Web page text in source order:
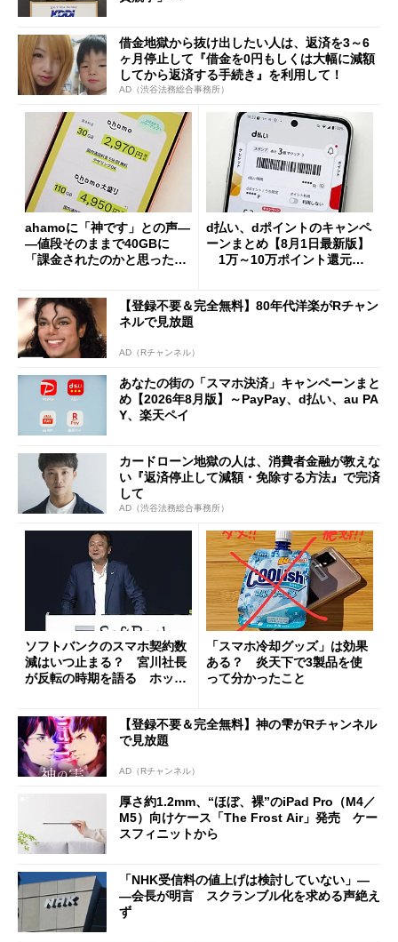
借金地獄から抜け出したい人は、返済を3～6
ヶ月停止して『借金を0円もしくは大幅に減額
してから返済する手続き』を利用して！
AD（渋谷法務総合事務所）
ahamoに「神です」との声―
―値段そのままで40GBに
「課金されたのかと思った」
d払い、dポイントのキャンペ
ーンまとめ【8月1日最新版】
1万～10万ポイント還元の
【登録不要＆完全無料】80年代洋楽がRチャン
ネルで見放題
AD（Rチャンネル）
あなたの街の「スマホ決済」キャンペーンまと
め【2026年8月版】～PayPay、d払い、au PA
Y、楽天ペイ
カードローン地獄の人は、消費者金融が教えな
い『返済停止して減額・免除する方法』で完済
して
AD（渋谷法務総合事務所）
ソフトバンクのスマホ契約数
減はいつ止まる？ 宮川社長
が反転の時期を語る ホッピ
「スマホ冷却グッズ」は効果
ある？ 炎天下で3製品を使
って分かったこと
【登録不要＆完全無料】神の雫がRチャンネル
で見放題
AD（Rチャンネル）
厚さ約1.2mm、“ほぼ、裸”のiPad Pro（M4／
M5）向けケース「The Frost Air」発売 ケー
スフィニットから
「NHK受信料の値上げは検討していない」―
―会長が明言 スクランブル化を求める声絶え
ず